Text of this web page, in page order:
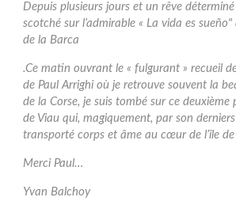
Depuis plusieurs jours et un rêve
scotché sur l’admirable « La vida es
de la Barca
.Ce matin ouvrant le « fulgurant » recueil
de Paul Arrighi où je retrouve souvent la
de la Corse, je suis tombé sur ce deuxième
de Viau qui, magiquement, par son derniers
transporté corps et âme au cœur de l’île de
Merci Paul…
Yvan Balchoy